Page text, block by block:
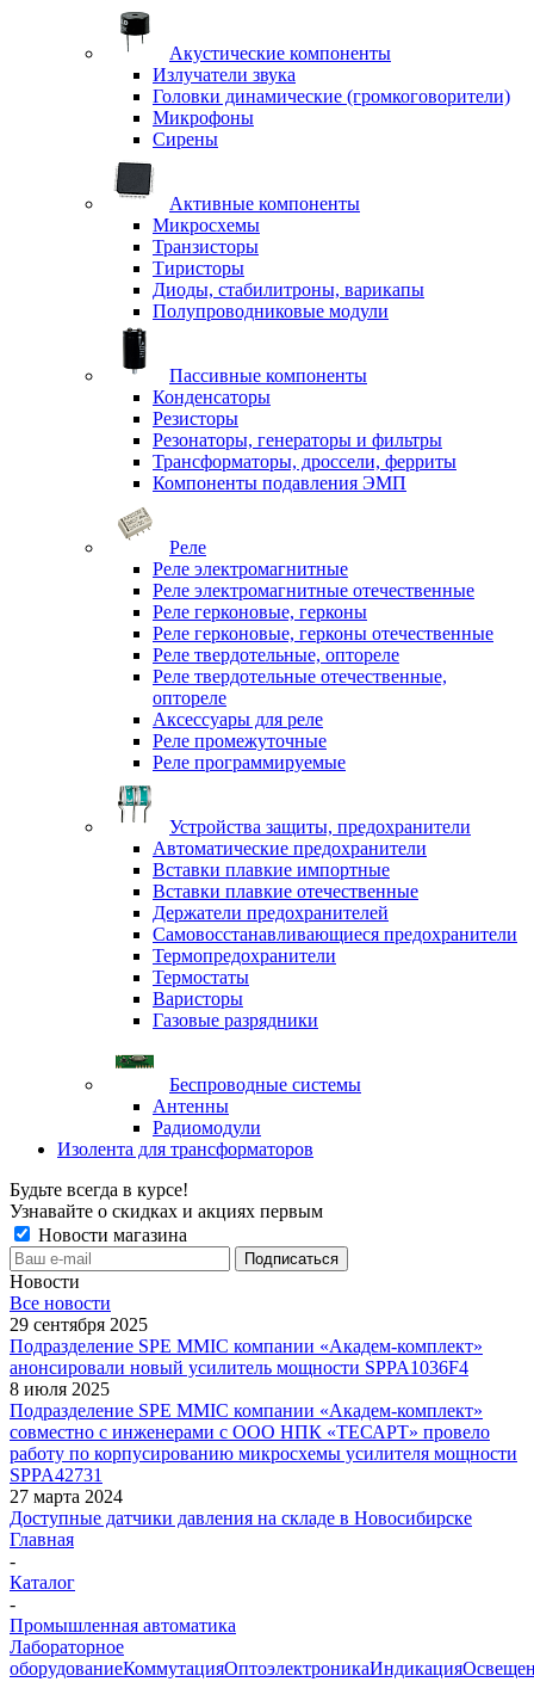
Акустические компоненты
Излучатели звука
Головки динамические (громкоговорители)
Микрофоны
Сирены
Активные компоненты
Микросхемы
Транзисторы
Тиристоры
Диоды, стабилитроны, варикапы
Полупроводниковые модули
Пассивные компоненты
Конденсаторы
Резисторы
Резонаторы, генераторы и фильтры
Трансформаторы, дроссели, ферриты
Компоненты подавления ЭМП
Реле
Реле электромагнитные
Реле электромагнитные отечественные
Реле герконовые, герконы
Реле герконовые, герконы отечественные
Реле твердотельные, оптореле
Реле твердотельные отечественные,
оптореле
Аксессуары для реле
Реле промежуточные
Реле программируемые
Устройства защиты, предохранители
Автоматические предохранители
Вставки плавкие импортные
Вставки плавкие отечественные
Держатели предохранителей
Самовосстанавливающиеся предохранители
Термопредохранители
Термостаты
Варисторы
Газовые разрядники
Беспроводные системы
Антенны
Радиомодули
Изолента для трансформаторов
Будьте всегда в курсе!
Узнавайте о скидках и акциях первым
Новости магазина
Новости
Все новости
29 сентября 2025
Подразделение SPE MMIC компании «Академ-комплект»
анонсировали новый усилитель мощности SPPA1036F4
8 июля 2025
Подразделение SPE MMIC компании «Академ-комплект»
совместно с инженерами с ООО НПК «ТЕСАРТ» провело
работу по корпусированию микросхемы усилителя мощности
SPPA42731
27 марта 2024
Доступные датчики давления на складе в Новосибирске
Главная
-
Каталог
-
Промышленная автоматика
Лабораторное
оборудованиеКоммутацияОптоэлектроникаИндикация